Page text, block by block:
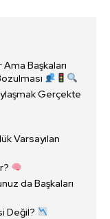
Başkaları
Gerçekte
Varsayılan
da Başkaları
Değil?